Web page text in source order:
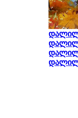
დალილა